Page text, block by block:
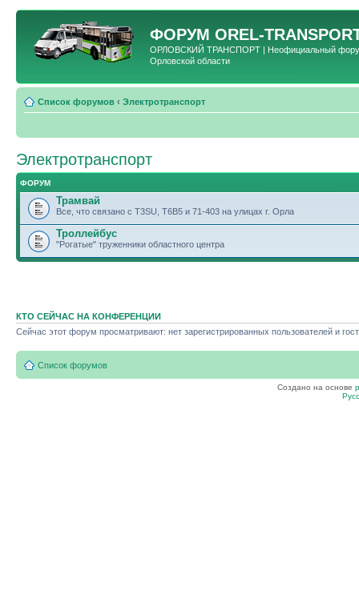
ФОРУМ OREL-
ОРЛОВСКИЙ ТРАНСПОРТ | Неофициальный форум
Орловской области
Список форумов ‹ Электротранспорт
Электротранспорт
ФОРУМ
Трамвай
Все, что связано с T3SU, T6B5 и 71-403 на улицах г. Орла
Троллейбус
"Рогатые" труженники областного центра
КТО СЕЙЧАС НА КОНФЕРЕНЦИИ
Сейчас этот форум просматривают: нет зарегистрированных пользователей и
Список форумов
Создано на основе